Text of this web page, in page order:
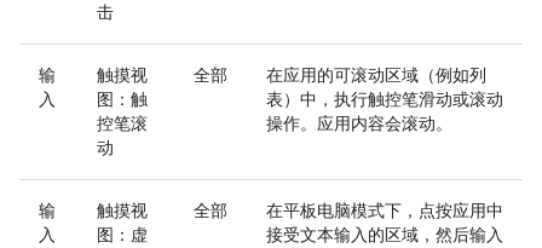
击
输
入
触摸视
图：触
控笔滚
动
全部
在应用的可滚动区域（例如列
表）中，执行触控笔滑动或滚动
操作。应用内容会滚动。
输
入
触摸视
图：虚
全部
在平板电脑模式下，点按应用中
接受文本输入的区域，然后输入